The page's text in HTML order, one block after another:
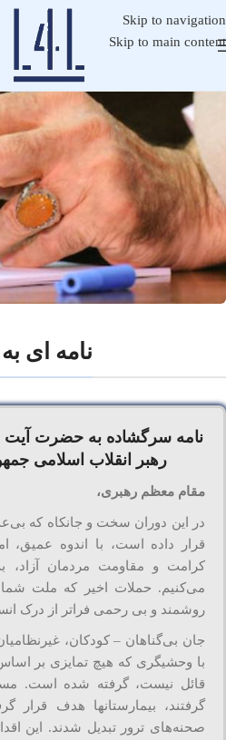
Skip to navigation
Skip to main content
نامه ای
نامه سرگشاده به حضرت آیت
رهبر انقلاب اسلامی
مقام معظم رهبری،
در این دوران سخت و جانکاه که
قرار داده است، با اندوه عمیق،
کرامت و مقاومت مردمان
می‌کنیم. حملات اخیر که ملت
روشمند و بی ‌رحمی فراتر از درک
جان بی‌گناهان – کودکان،
با وحشیگری‌ که هیچ تمایزی بر
قائل نیست، گرفته شده است.
گرفتند، بیمارستانها هدف قرار
صحنه‌های ترور تبدیل شدند. این